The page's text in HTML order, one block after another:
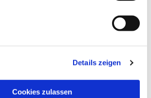
Details zeigen
Cookies zulassen